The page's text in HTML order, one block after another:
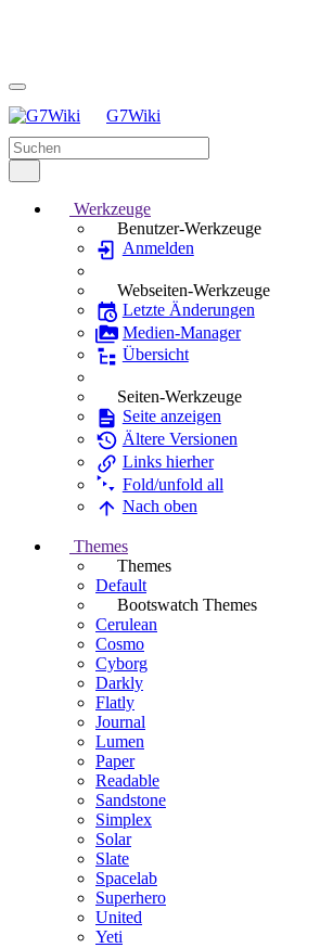
G7Wiki
Werkzeuge
Benutzer-Werkzeuge
Anmelden
Webseiten-Werkzeuge
Letzte Änderungen
Medien-Manager
Übersicht
Seiten-Werkzeuge
Seite anzeigen
Ältere Versionen
Links hierher
Fold/unfold all
Nach oben
Themes
Themes
Default
Bootswatch Themes
Cerulean
Cosmo
Cyborg
Darkly
Flatly
Journal
Lumen
Paper
Readable
Sandstone
Simplex
Solar
Slate
Spacelab
Superhero
United
Yeti